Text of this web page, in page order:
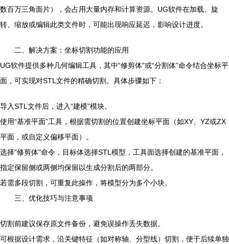
数百万三角面片），会占用大量内存和计算资源。UG软件在加载、旋
转、缩放或编辑此类文件时，可能出现响应延迟，影响设计进度。
二、解决方案：坐标切割功能的应用
UG软件提供多种几何编辑工具，其中“修剪体”或“分割体”命令结合坐标平
面，可实现对STL文件的精确切割。具体步骤如下：
导入STL文件后，进入“建模”模块。
使用“基准平面”工具，根据需切割的位置创建坐标平面（如XY、YZ或ZX
平面，或自定义偏移平面）。
选择“修剪体”命令，目标体选择STL模型，工具面选择创建的基准平面，
指定保留侧或两侧均保留以生成分割后的两部分。
若需多段切割，可重复此操作，将模型分为多个小块。
三、优化技巧与注意事项
切割前建议保存原文件备份，避免误操作丢失数据。
可根据设计需求，沿关键特征（如对称轴、分型线）切割，便于后续单独